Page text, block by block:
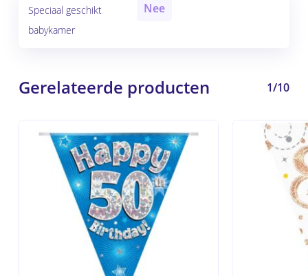
Speciaal geschikt
babykamer
Nee
Gerelateerde producten 1/10